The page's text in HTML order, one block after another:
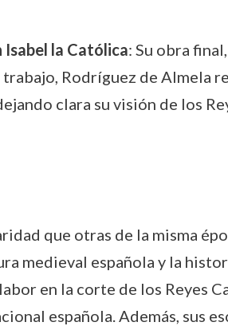
Isabel la Católica: Su obra
Rodríguez de Almela
clara su visión de los
que otras de la misma
medieval española y la
en la corte de los Reyes
española. Además, sus